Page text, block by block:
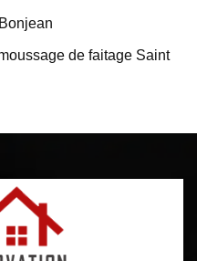
de faitage Saint